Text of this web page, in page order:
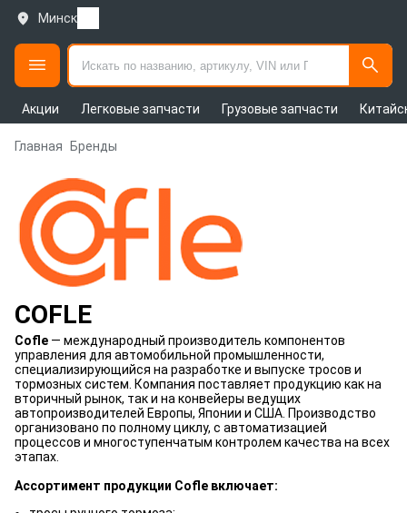
Минск
Акции Легковые запчасти Грузовые запчасти
Главная Бренды
COFLE
Cofle — международный производитель компонентов
управления для автомобильной промышленности,
специализирующийся на разработке и выпуске тросов и
тормозных систем. Компания поставляет продукцию как на
вторичный рынок, так и на конвейеры ведущих
автопроизводителей Европы, Японии и США. Производство
организовано по полному циклу, с автоматизацией
процессов и многоступенчатым контролем качества на всех
этапах.
Ассортимент продукции Cofle включает: